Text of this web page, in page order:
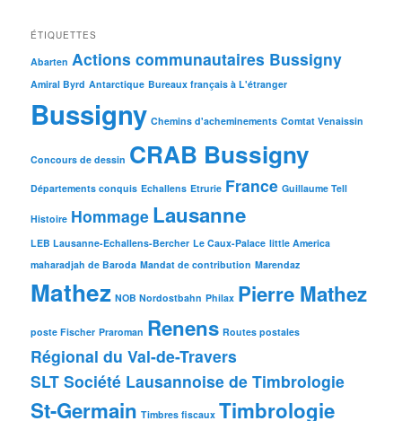
ÉTIQUETTES
Abarten Actions communautaires Bussigny
Amiral Byrd Antarctique Bureaux français à L'étranger
Bussigny Chemins d'acheminements Comtat Venaissin
Concours de dessin CRAB Bussigny
Départements conquis Echallens Etrurie France Guillaume Tell
Histoire Hommage Lausanne
LEB Lausanne-Echallens-Bercher Le Caux-Palace little America
maharadjah de Baroda Mandat de contribution Marendaz
Mathez NOB Nordostbahn Philax Pierre Mathez
poste Fischer Praroman Renens Routes postales
Régional du Val-de-Travers
SLT Société Lausannoise de Timbrologie
St-Germain Timbres fiscaux Timbrologie